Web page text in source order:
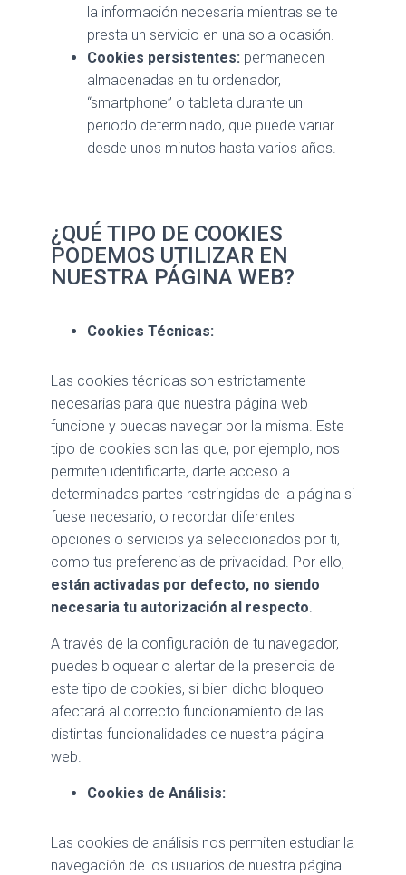
la información necesaria mientras se te
presta un servicio en una sola ocasión.
Cookies persistentes: permanecen
almacenadas en tu ordenador,
“smartphone” o tableta durante un
periodo determinado, que puede variar
desde unos minutos hasta varios años.
¿QUÉ TIPO DE COOKIES
PODEMOS UTILIZAR EN
NUESTRA PÁGINA WEB?
Cookies Técnicas:
Las cookies técnicas son estrictamente
necesarias para que nuestra página web
funcione y puedas navegar por la misma. Este
tipo de cookies son las que, por ejemplo, nos
permiten identificarte, darte acceso a
determinadas partes restringidas de la página si
fuese necesario, o recordar diferentes
opciones o servicios ya seleccionados por ti,
como tus preferencias de privacidad. Por ello,
están activadas por defecto, no siendo
necesaria tu autorización al respecto.
A través de la configuración de tu navegador,
puedes bloquear o alertar de la presencia de
este tipo de cookies, si bien dicho bloqueo
afectará al correcto funcionamiento de las
distintas funcionalidades de nuestra página
web.
Cookies de Análisis:
Las cookies de análisis nos permiten estudiar la
navegación de los usuarios de nuestra página